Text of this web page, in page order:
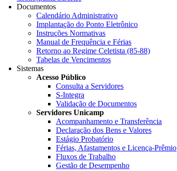
Documentos
Calendário Administrativo
Implantação do Ponto Eletrônico
Instruções Normativas
Manual de Frequência e Férias
Retorno ao Regime Celetista (85-88)
Tabelas de Vencimentos
Sistemas
Acesso Público
Consulta a Servidores
S-Integra
Validação de Documentos
Servidores Unicamp
Acompanhamento e Transferência
Declaração dos Bens e Valores
Estágio Probatório
Férias, Afastamentos e Licença-Prêmio
Fluxos de Trabalho
Gestão de Desempenho